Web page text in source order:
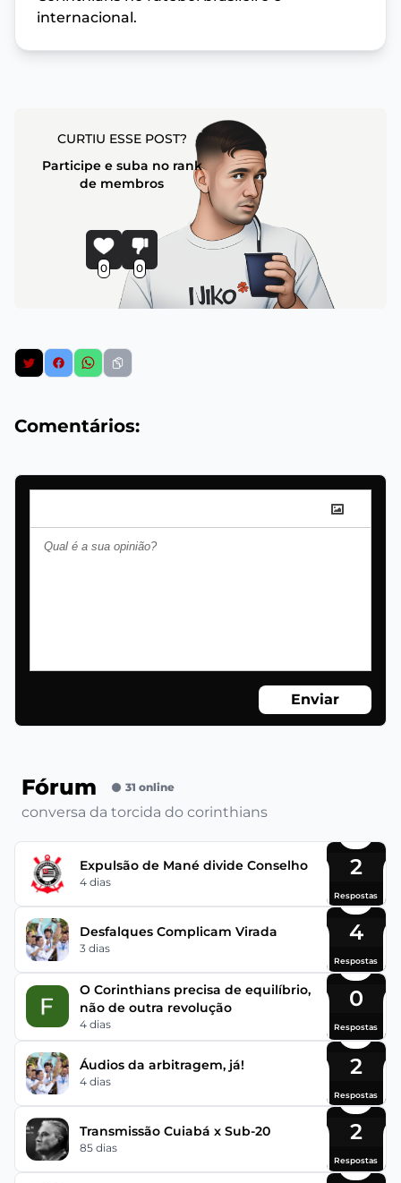
internacional.
CURTIU ESSE POST?
Participe e suba no rank
de membros
0 0
Comentários:
Enviar
Fórum 31 online
conversa da torcida do corinthians
Expulsão de Mané divide Conselho
4 dias
2
Respostas
Desfalques Complicam Virada
3 dias
4
Respostas
O Corinthians precisa de equilíbrio,
não de outra revolução
4 dias
0
Respostas
Áudios da arbitragem, já!
4 dias
2
Respostas
Transmissão Cuiabá x Sub-20
85 dias
2
Respostas